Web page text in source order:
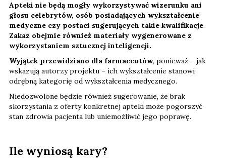
Apteki nie będą mogły wykorzystywać wizerunku ani
głosu celebrytów, osób posiadających wykształcenie
medyczne czy postaci sugerujących takie kwalifikacje.
Zakaz obejmie również materiały wygenerowane z
wykorzystaniem sztucznej inteligencji.
Wyjątek przewidziano dla farmaceutów, ponieważ – jak
wskazują autorzy projektu – ich wykształcenie stanowi
odrębną kategorię od wykształcenia medycznego.
Niedozwolone będzie również sugerowanie, że brak
skorzystania z oferty konkretnej apteki może pogorszyć
stan zdrowia pacjenta lub uniemożliwić jego poprawę.
Ile wyniosą kary?